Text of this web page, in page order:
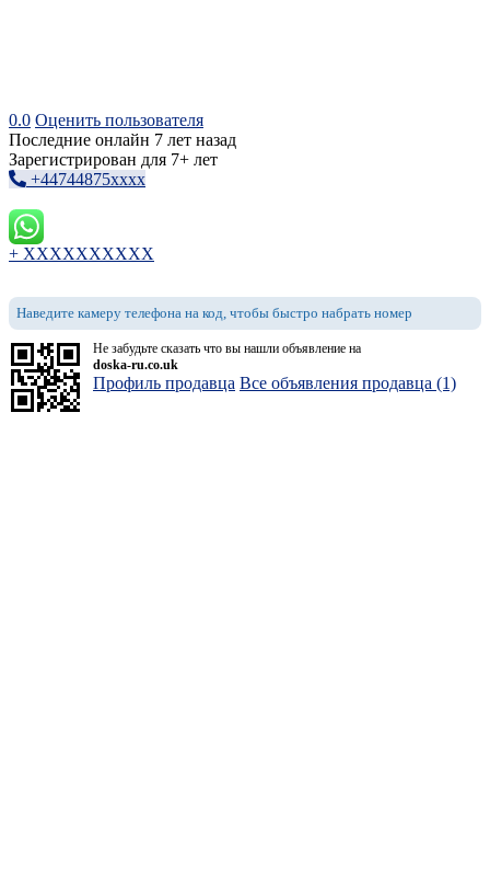
0.0 Оценить пользователя
Последние онлайн 7 лет назад
Зарегистрирован для 7+ лет
+44744875xxxx
+ XXXXXXXXXX
Наведите камеру телефона на код, чтобы быстро набрать номер
Не забудьте сказать что вы нашли объявление на
doska-ru.co.uk
Профиль продавца Все объявления продавца (1)